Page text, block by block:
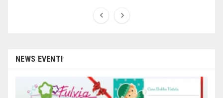
sezione dedicata all’arredo giardino, giochi all’aperto,
 
NEWS EVENTI